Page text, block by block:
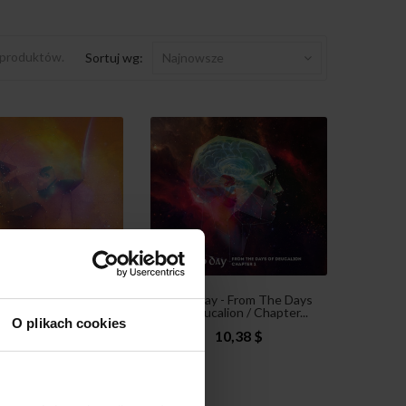
O plikach cookies
Sortuj wg: Najnowsze
- From The Days
10,62 $
Leap Day - From The Days
Of Deucalion / Chapter...
10,38 $